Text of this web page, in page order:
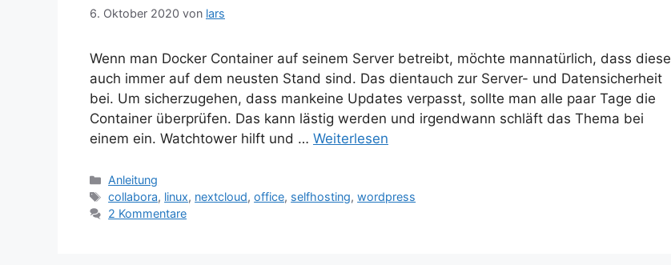
6. Oktober 2020 von lars
Wenn man Docker Container auf seinem Server betreibt, möchte mannatürlich, dass diese
auch immer auf dem neusten Stand sind. Das dientauch zur Server- und Datensicherheit
bei. Um sicherzugehen, dass mankeine Updates verpasst, sollte man alle paar Tage die
Container überprüfen. Das kann lästig werden und irgendwann schläft das Thema bei
einem ein. Watchtower hilft und … Weiterlesen
Kategorien
Anleitung
Schlagwörter
collabora, linux, nextcloud,office, selfhosting,wordpress
2 Kommentare